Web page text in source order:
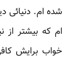
شده ام. دنیائی
ام که بیشتر
خواب برایش